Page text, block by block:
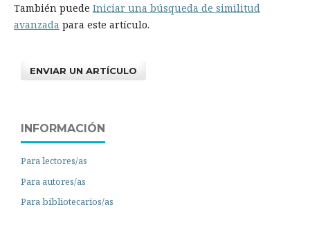
También puede Iniciar una búsqueda de similitud
avanzada para este artículo.
ENVIAR UN ARTÍCULO
INFORMACIÓN
Para lectores/as
Para autores/as
Para bibliotecarios/as